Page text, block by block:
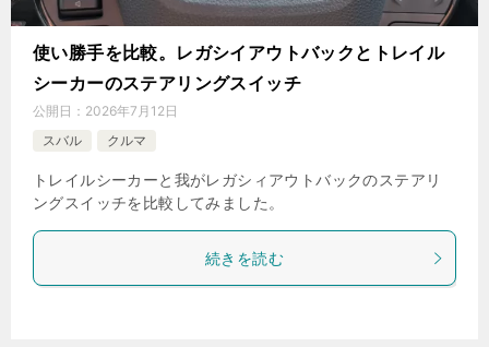
使い勝手を比較。レガシイアウトバックとトレイル
シーカーのステアリングスイッチ
公開日： 2026年7月12日
スバル
クルマ
トレイルシーカーと我がレガシィアウトバックのステアリ
ングスイッチを比較してみました。
続きを読む